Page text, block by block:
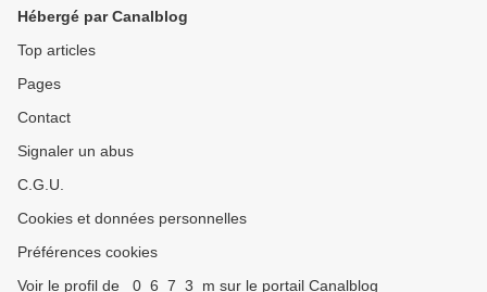
Hébergé par Canalblog
Top articles
Pages
Contact
Signaler un abus
C.G.U.
Cookies et données personnelles
Préférences cookies
Voir le profil de _0_6_7_3_m sur le portail Canalblog